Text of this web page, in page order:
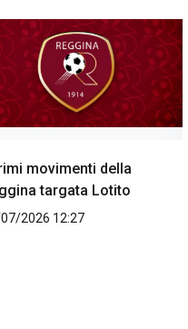
movimenti della
targata Lotito
2026 12:27